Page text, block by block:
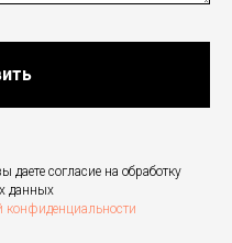
согласие на обработку
данных
конфиденциальности